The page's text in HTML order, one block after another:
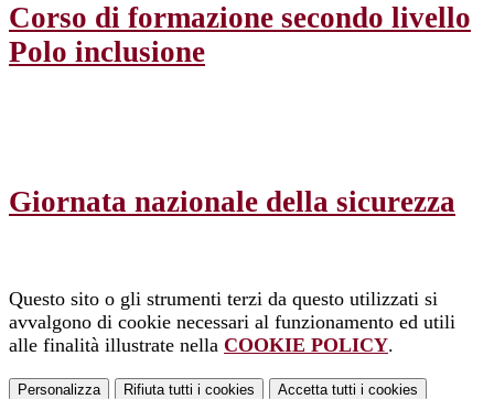
Corso di formazione secondo livello
Polo inclusione
Giornata nazionale della sicurezza
Questo sito o gli strumenti terzi da questo utilizzati si
avvalgono di cookie necessari al funzionamento ed utili
alle finalità illustrate nella COOKIE POLICY.
Personalizza Rifiuta tutti i cookies Accetta tutti i cookies